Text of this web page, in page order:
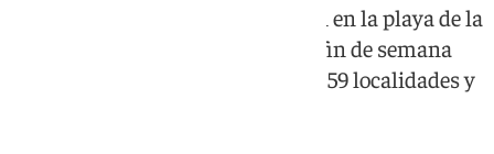
590 atletas de 102 boxes compiten en la playa de la
Misericordia durante un intenso fin de semana
que ha reunido a participantes de 59 localidades y